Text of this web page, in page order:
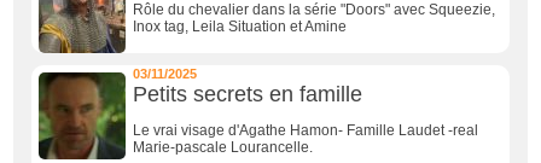
Rôle du chevalier dans la série "Doors" avec Squeezie,
Inox tag, Leila Situation et Amine
03/11/2025
Petits secrets en famille
Le vrai visage d'Agathe Hamon- Famille Laudet -real
Marie-pascale Lourancelle.